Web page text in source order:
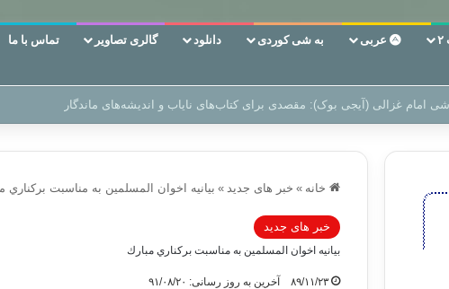
عربی به شی کوردی دانلود گالری تصاویر تماس با ما
فساد در زمین‌، دوری وکناره‌گیری از راه خداست‌!
خانه » خبر های جدید » بیانیه اخوان المسلمین به مناسبت بركناري
خبر های جدید
بیانیه اخوان المسلمین به مناسبت بركناري مبارك
۸۹/۱۱/۲۳ آخرین به روز رسانی: ۹۱/۰۸/۲۰